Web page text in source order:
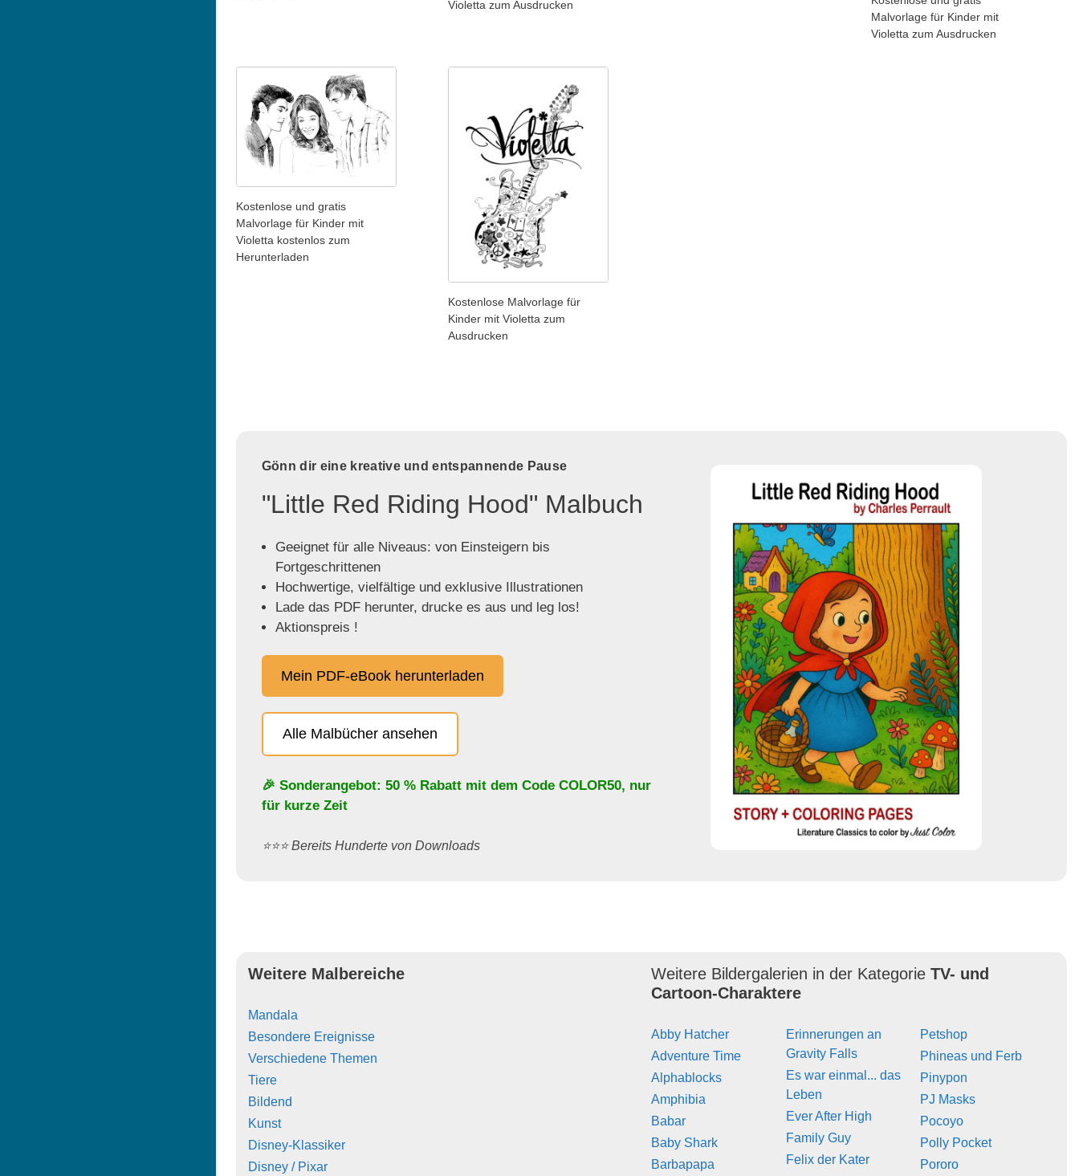
Violetta zum Ausdrucken
Malvorlage für Kinder mit
Violetta zum Ausdrucken
Kostenlose und gratis
Malvorlage für Kinder mit
Violetta kostenlos zum
Herunterladen
Kostenlose Malvorlage für
Kinder mit Violetta zum
Ausdrucken
Gönn dir eine kreative und entspannende Pause
"Little Red Riding Hood" Malbuch
Geeignet für alle Niveaus: von Einsteigern bis
Fortgeschrittenen
Hochwertige, vielfältige und exklusive Illustrationen
Lade das PDF herunter, drucke es aus und leg los!
Aktionspreis !
Mein PDF-eBook herunterladen
Alle Malbücher ansehen
🎉 Sonderangebot: 50 % Rabatt mit dem Code COLOR50, nur
für kurze Zeit
⭐️⭐️⭐️ Bereits Hunderte von Downloads
Weitere Malbereiche
Mandala
Besondere Ereignisse
Verschiedene Themen
Tiere
Bildend
Kunst
Disney-Klassiker
Disney / Pixar
Weitere Bildergalerien in der KategorieTV- und
Cartoon-Charaktere
Abby Hatcher
Adventure Time
Alphablocks
Amphibia
Babar
Baby Shark
Barbapapa
Erinnerungen an
Gravity Falls
Es war einmal... das
Leben
Ever After High
Family Guy
Felix der Kater
Petshop
Phineas und Ferb
Pinypon
PJ Masks
Pocoyo
Polly Pocket
Pororo